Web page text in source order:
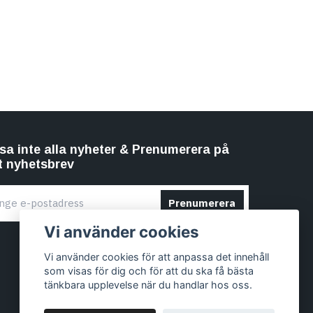
inte alla nyheter & Prenumerera på
nyhetsbrev
Prenumerera
Vi använder cookies
Vi använder cookies för att anpassa det innehåll
som visas för dig och för att du ska få bästa
tänkbara upplevelse när du handlar hos oss.